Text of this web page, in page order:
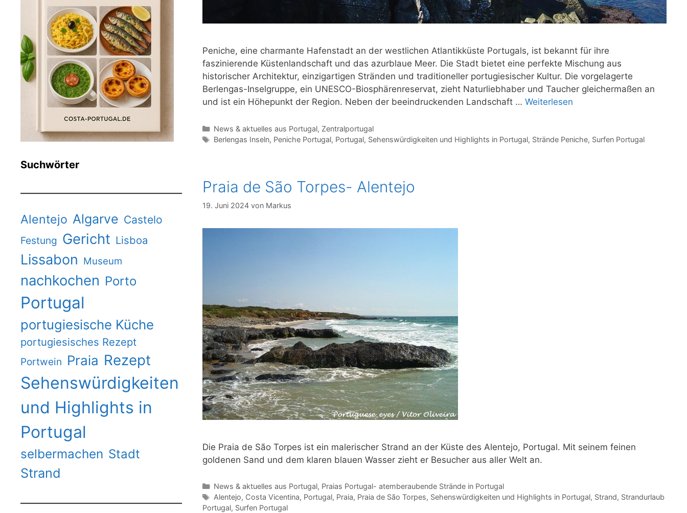
Peniche, eine charmante Hafenstadt an der westlichen Atlantikküste Portugals, ist bekannt für ihre
faszinierende Küstenlandschaft und das azurblaue Meer. Die Stadt bietet eine perfekte Mischung aus
historischer Architektur, einzigartigen Stränden und traditioneller portugiesischer Kultur. Die vorgelagerte
Berlengas-Inselgruppe, ein UNESCO-Biosphärenreservat, zieht Naturliebhaber und Taucher gleichermaßen an
und ist ein Höhepunkt der Region. Neben der beeindruckenden Landschaft … Weiterlesen
Kategorien
News & aktuelles aus Portugal, Zentralportugal
Schlagwörter
Berlengas Inseln, Peniche Portugal, Portugal, Sehenswürdigkeiten und Highlights in Portugal, Strände Peniche, Surfen Portugal
Praia de São Torpes- Alentejo
19. Juni 2024 von Markus
Die Praia de São Torpes ist ein malerischer Strand an der Küste des Alentejo, Portugal. Mit seinem feinen
goldenen Sand und dem klaren blauen Wasser zieht er Besucher aus aller Welt an.
Kategorien
News & aktuelles aus Portugal, Praias Portugal- atemberaubende Strände in Portugal
Schlagwörter
Alentejo, Costa Vicentina, Portugal, Praia, Praia de São Torpes, Sehenswürdigkeiten und Highlights in Portugal, Strand, Strandurlaub
Portugal, Surfen Portugal
Suchwörter
Alentejo Algarve Castelo
Festung Gericht Lisboa
Lissabon Museum
nachkochen Porto
Portugal
portugiesische Küche
portugiesisches Rezept
Portwein Praia Rezept
Sehenswürdigkeiten
und Highlights in
Portugal
selbermachen Stadt
Strand